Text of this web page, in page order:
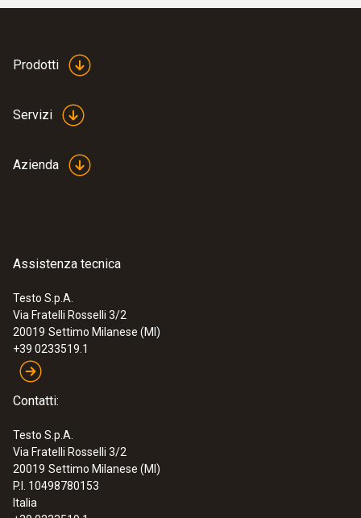
Prodotti
Servizi
Azienda
Assistenza tecnica
Testo S.p.A.
Via Fratelli Rosselli 3/2
20019 Settimo Milanese (MI)
+39 0233519.1
Contatti:
Testo S.p.A.
Via Fratelli Rosselli 3/2
20019 Settimo Milanese (MI)
P.I. 10498780153
Italia